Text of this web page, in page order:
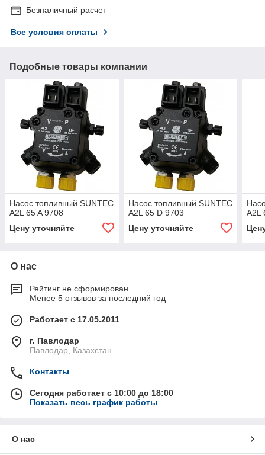
Безналичный расчет
Все условия оплаты
Подобные товары компании
Насос топливный SUNTEC
A2L 65 A 9708
Цену уточняйте
Насос топливный SUNTEC
A2L 65 D 9703
Цену уточняйте
A2L
О нас
Рейтинг не сформирован
Менее 5 отзывов за последний год
Работает с 17.05.2011
г. Павлодар
Павлодар, Казахстан
Контакты
Сегодня работает с 10:00 до 18:00
Показать весь график работы
О нас